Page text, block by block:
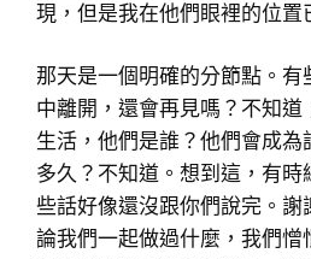
現，但是我在他們眼裡的位置
那天是一個明確的分節點。
中離開，還會再見嗎？不知道
生活，他們是誰？他們會成為
多久？不知道。想到這，有時
些話好像還沒跟你們說完。謝
論我們一起做過什麼，我們憎